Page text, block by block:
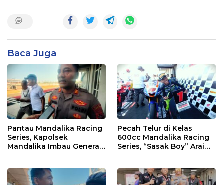
Baca Juga
Pantau Mandalika Racing
Series, Kapolsek
Mandalika Imbau Generasi
Pecah Telur di Kelas
600cc Mandalika Racing
Series, “Sasak Boy” Arai